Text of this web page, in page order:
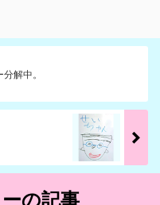
解中。
の記事